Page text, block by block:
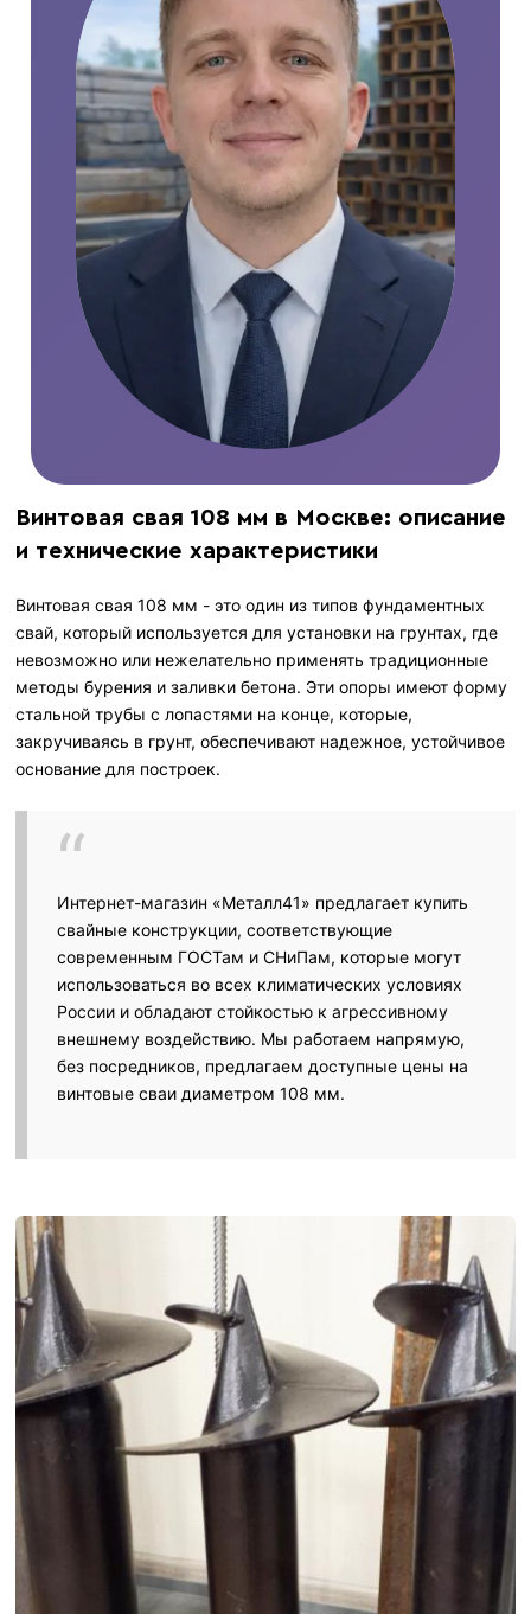
Винтовая свая 108 мм в Москве: описание
и технические характеристики
Винтовая свая 108 мм - это один из типов фундаментных
свай, который используется для установки на грунтах, где
невозможно или нежелательно применять традиционные
методы бурения и заливки бетона. Эти опоры имеют форму
стальной трубы с лопастями на конце, которые,
закручиваясь в грунт, обеспечивают надежное, устойчивое
основание для построек.
Интернет-магазин «Металл41» предлагает купить
свайные конструкции, соответствующие
современным ГОСТам и СНиПам, которые могут
использоваться во всех климатических условиях
России и обладают стойкостью к агрессивному
внешнему воздействию. Мы работаем напрямую,
без посредников, предлагаем доступные цены на
винтовые сваи диаметром 108 мм.